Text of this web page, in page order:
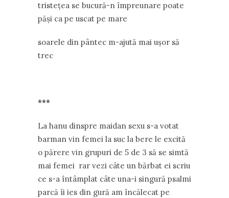
tristețea se bucură-n împreunare poate
păși ca pe uscat pe mare
soarele din pântec m-ajută mai ușor să
trec
***
La hanu dinspre maidan sexu s-a votat
barman vin femei la suc la bere le excită
o părere vin grupuri de 5 de 3 să se simtă
mai femei rar vezi câte un bărbat ei scriu
ce s-a întâmplat câte una-i singură psalmi
parcă îi ies din gură am încălecat pe